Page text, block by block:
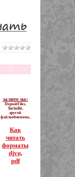
залито на:
DepositFiles,
TurboBit,
другой
файлообменник,
Как
читать
форматы
djvu,
pdf